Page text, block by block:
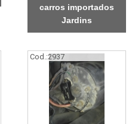
carros importados
Jardins
Cod.:2937